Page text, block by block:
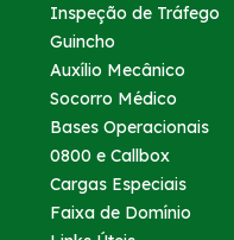
Inspeção de Tráfego
Guincho
Auxílio Mecânico
Socorro Médico
Bases Operacionais
0800 e Callbox
Cargas Especiais
Faixa de Domínio